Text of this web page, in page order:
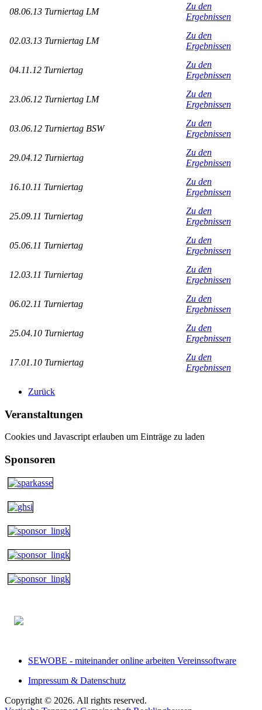
08.06.13 Turniertag LM
Zu den
Ergebnissen
02.03.13 Turniertag LM
Zu den
Ergebnissen
04.11.12 Turniertag
Zu den
Ergebnissen
23.06.12 Turniertag LM
Zu den
Ergebnissen
03.06.12 Turniertag BSW
Zu den
Ergebnissen
29.04.12 Turniertag
Zu den
Ergebnissen
16.10.11 Turniertag
Zu den
Ergebnissen
25.09.11 Turniertag
Zu den
Ergebnissen
05.06.11 Turniertag
Zu den
Ergebnissen
12.03.11 Turniertag
Zu den
Ergebnissen
06.02.11 Turniertag
Zu den
Ergebnissen
25.04.10 Turniertag
Zu den
Ergebnissen
17.01.10 Turniertag
Zu den
Ergebnissen
Zurück
Veranstaltungen
Cookies und Javascript erlauben um Einträge zu laden
Sponsoren
SEWOBE - miteinander online arbeiten Vereinssoftware
Impressum & Datenschutz
Copyright © 2026. All rights reserved.